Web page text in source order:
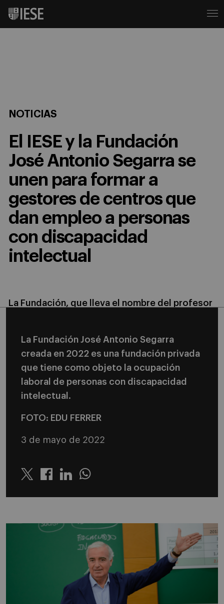
NOTICIAS
El IESE y la Fundación
José Antonio Segarra se
unen para formar a
gestores de centros que
dan empleo a personas
con discapacidad
intelectual
La Fundación, que lleva el nombre del profesor
La Fundación José Antonio Segarra
creada en 2022 es una fundación privada
que tiene como objeto la ocupación
laboral de personas con discapacidad
intelectual.
FOTO: EDU FERRER
3 de mayo de 2022
Twitter LinkedinWhatsapp